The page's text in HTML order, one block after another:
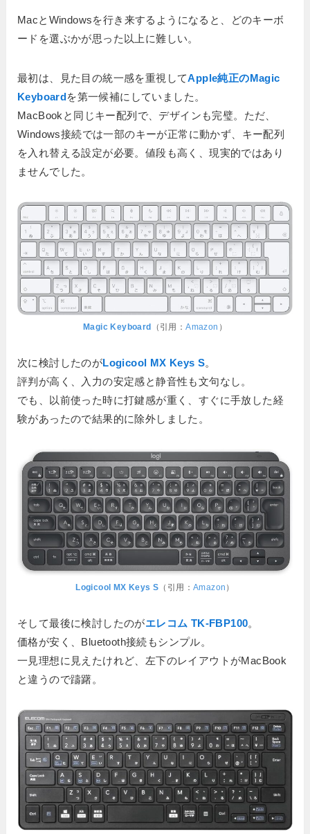
MacとWindowsを行き来するようになると、どのキーボ
ードを選ぶかが思った以上に難しい。
最初は、見た目の統一感を重視してApple純正のMagic
Keyboardを第一候補にしていました。
MacBookと同じキー配列で、デザインも完璧。ただ、
Windows接続では一部のキーが正常に動かず、キー配列
を入れ替える設定が必要。値段も高く、現実的ではあり
ませんでした。
Magic Keyboard （引用：Amazon ）
次に検討したのがLogicool MX Keys S。
評判が高く、入力の安定感と静音性も文句なし。
でも、以前使った時に打鍵感が重く、すぐに手放した経
験があったので結果的に除外しました。
Logicool MX Keys S （引用：Amazon ）
そして最後に検討したのがエレコム TK-FBP100。
価格が安く、Bluetooth接続もシンプル。
一見理想に見えたけれど、左下のレイアウトがMacBook
と違うので躊躇。